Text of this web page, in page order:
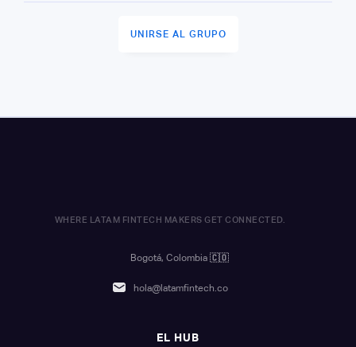
UNIRSE AL GRUPO
WHERE LATAM FINTECH MAKERS GET CONNECTED.
Bogotá, Colombia 🇨🇴
hola@latamfintech.co
EL HUB